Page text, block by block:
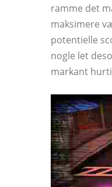
ramme det
maksimere
potentielle
nogle let
markant